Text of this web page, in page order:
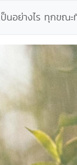
นอย่างไร ทุกขณะ